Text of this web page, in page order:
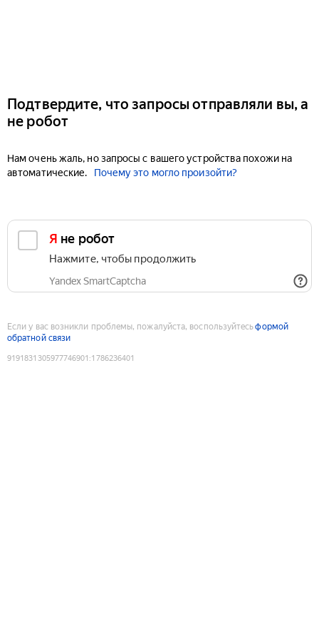
Подтвердите, что запросы отправляли вы, а
не робот
Нам очень жаль, но запросы с вашего устройства похожи на
автоматические.
Почему это могло произойти?
Я не робот
Нажмите, чтобы продолжить
Yandex SmartCaptcha
Если у вас возникли проблемы, пожалуйста, воспользуйтесьформой
обратной связи
9191831305977746901 :1786236401